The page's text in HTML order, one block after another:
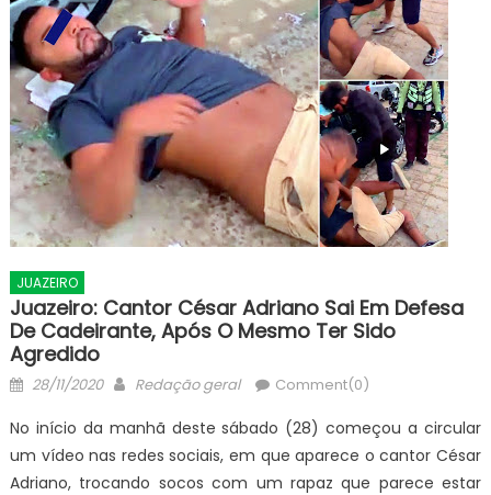
JUAZEIRO
Juazeiro: Cantor César Adriano Sai Em Defesa
De Cadeirante, Após O Mesmo Ter Sido
Agredido
Posted
28/11/2020 Author
Redação geral Comment(0)
No início da manhã deste sábado (28) começou a circular
um vídeo nas redes sociais, em que aparece o cantor César
Adriano, trocando socos com um rapaz que parece estar